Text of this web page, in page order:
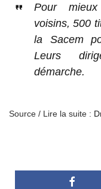
Pour
voisins, 500
la Sacem
Leurs
démarche.
Source / Lire la suite :